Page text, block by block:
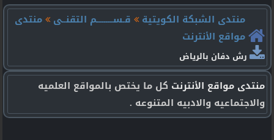
منتدى الشبكة الكويتية
قـســـــــــم التقنــى
منتدى
مواقع الأنترنت
رش دفان بالرياض
منتدى مواقع الأنترنت كل ما يختص بالمواقع العلميه
والاجتماعيه والادبيه المتنوعه .